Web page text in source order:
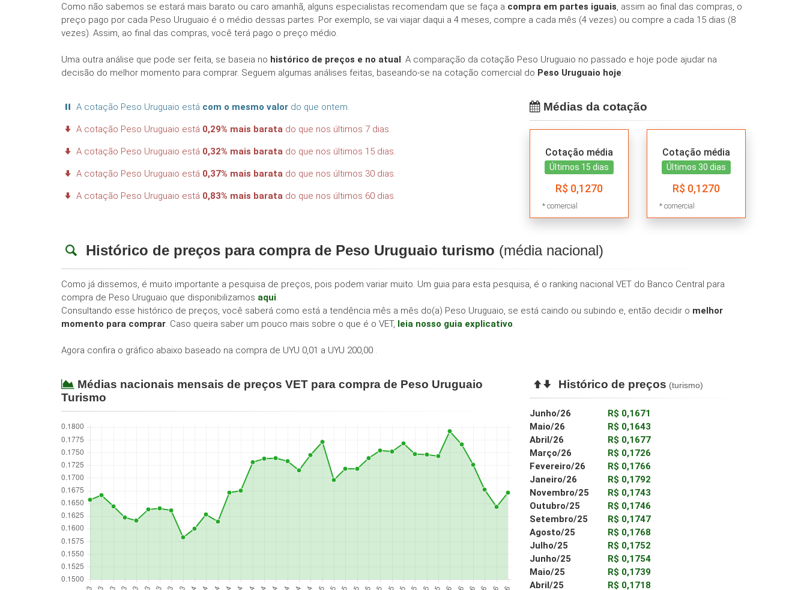
Como não sabemos se estará mais barato ou caro amanhã, alguns especialistas recomendam que se faça a compra em partes iguais, assim ao final das compras, o
preço pago por cada Peso Uruguaio é o médio dessas partes. Por exemplo, se vai viajar daqui a 4 meses, compre a cada mês (4 vezes) ou compre a cada 15 dias (8
vezes). Assim, ao final das compras, você terá pago o preço médio.
Uma outra análise que pode ser feita, se baseia no histórico de preços e no atual. A comparação da cotação Peso Uruguaio no passado e hoje pode ajudar na
decisão do melhor momento para comprar. Seguem algumas análises feitas, baseando-se na cotação comercial do Peso Uruguaio hoje:
A cotação Peso Uruguaio está com o mesmo valor do que ontem.
A cotação Peso Uruguaio está 0,29% mais barata do que nos últimos 7 dias.
A cotação Peso Uruguaio está 0,32% mais barata do que nos últimos 15 dias.
A cotação Peso Uruguaio está 0,37% mais barata do que nos últimos 30 dias.
A cotação Peso Uruguaio está 0,83% mais barata do que nos últimos 60 dias.
Médias da cotação
Cotação média
Últimos 15 dias
R$ 0,1270
* comercial
Cotação média
Últimos 30 dias
R$ 0,1270
* comercial
Histórico de preços para compra de Peso Uruguaio turismo (média nacional)
Como já dissemos, é muito importante a pesquisa de preços, pois podem variar muito. Um guia para esta pesquisa, é o ranking nacional VET do Banco Central para
compra de Peso Uruguaio que disponibilizamos aqui.
Consultando esse histórico de preços, você saberá como está a tendência mês a mês do(a) Peso Uruguaio, se está caindo ou subindo e, então decidir o melhor
momento para comprar. Caso queira saber um pouco mais sobre o que é o VET, leia nosso guia explicativo.
Agora confira o gráfico abaixo baseado na compra de UYU 0,01 a UYU 200,00 .
Médias nacionais mensais de preços VET para compra de Peso Uruguaio
Turismo
Histórico de preços (turismo)
Junho/26
R$ 0,1671
Maio/26
R$ 0,1643
Abril/26
R$ 0,1677
Março/26
R$ 0,1726
Fevereiro/26
R$ 0,1766
Janeiro/26
R$ 0,1792
Novembro/25
R$ 0,1743
Outubro/25
R$ 0,1746
Setembro/25
R$ 0,1747
Agosto/25
R$ 0,1768
Julho/25
R$ 0,1752
Junho/25
R$ 0,1754
Maio/25
R$ 0,1739
Abril/25
R$ 0,1718